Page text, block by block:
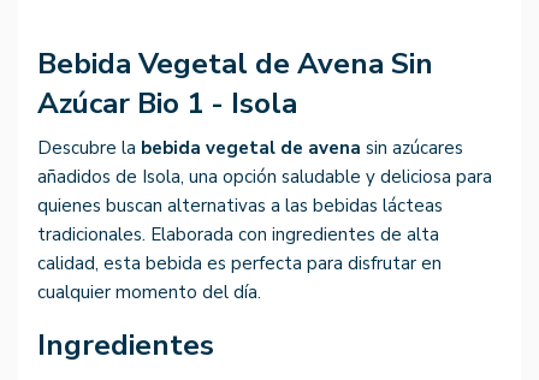
Bebida Vegetal de Avena Sin
Azúcar Bio 1 - Isola
Descubre la bebida vegetal de avena sin azúcares
añadidos de Isola, una opción saludable y deliciosa para
quienes buscan alternativas a las bebidas lácteas
tradicionales. Elaborada con ingredientes de alta
calidad, esta bebida es perfecta para disfrutar en
cualquier momento del día.
Ingredientes